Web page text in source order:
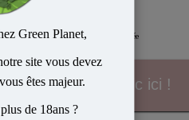
Green Planet,
site vous devez
êtes majeur.
de 18ans ?
Envoi dans la journée
pratiques clic ici !